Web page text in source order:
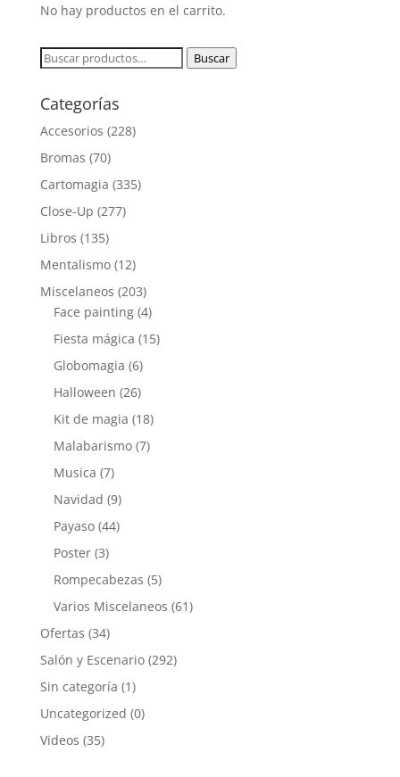
No hay productos en el carrito.
Buscar
Buscar
Categorías
Accesorios (228)
Bromas (70)
Cartomagia (335)
Close-Up (277)
Libros (135)
Mentalismo (12)
Miscelaneos (203)
Face painting (4)
Fiesta mágica (15)
Globomagia (6)
Halloween (26)
Kit de magia (18)
Malabarismo (7)
Musica (7)
Navidad (9)
Payaso (44)
Poster (3)
Rompecabezas (5)
Varios Miscelaneos (61)
Ofertas (34)
Salón y Escenario (292)
Sin categoría (1)
Uncategorized (0)
Videos (35)